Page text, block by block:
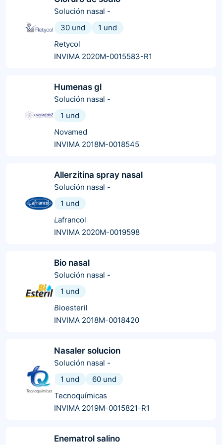
Solución nasal -
30 und
1 und
Retycol
INVIMA 2020M-0015583-R1
Humenas gl
Solución nasal -
1 und
Novamed
INVIMA 2018M-0018545
Allerzitina spray nasal
Solución nasal -
1 und
Lafrancol
INVIMA 2020M-0019598
Bio nasal
Solución nasal -
1 und
Bioesteril
INVIMA 2018M-0018420
Nasaler solucion
Solución nasal -
1 und
60 und
Tecnoquímicas
INVIMA 2019M-0015821-R1
Enematrol salino